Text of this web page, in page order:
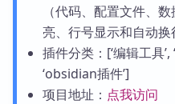
（代码、配置文件、
亮、行号显示和自动换
插件分类：[‘编辑工具’,
‘obsidian插件’]
项目地址： 点我访问